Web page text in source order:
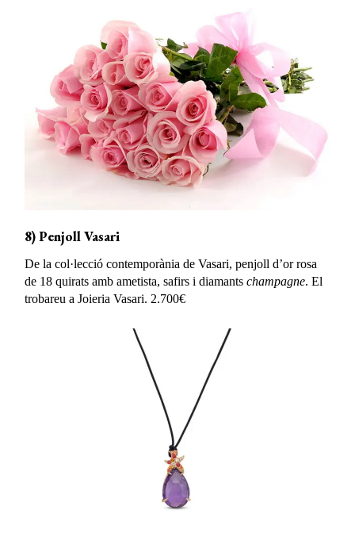
8) Penjoll Vasari
De la col·lecció contemporània de Vasari, penjoll d’or rosa
de 18 quirats amb ametista, safirs i diamantschampagne. El
trobareu a Joieria Vasari. 2.700€